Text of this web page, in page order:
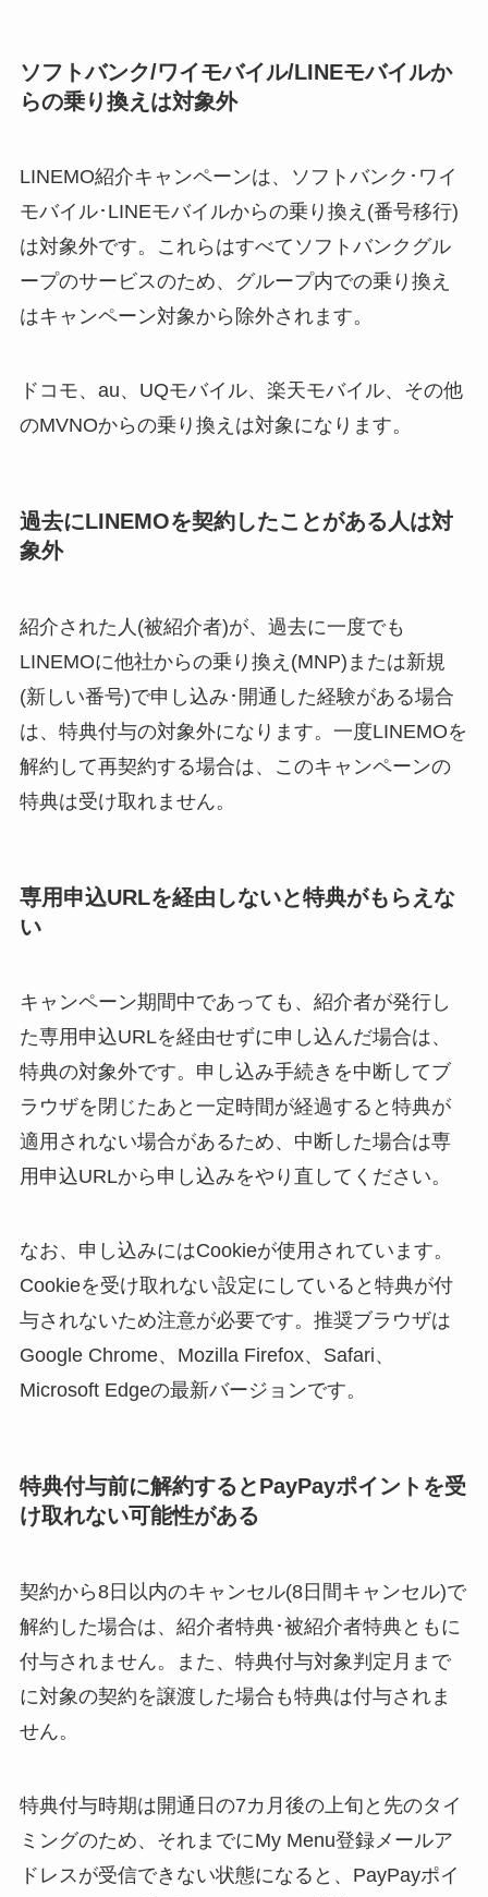
ソフトバンク/ワイモバイル/LINEモバイルか
らの乗り換えは対象外
LINEMO紹介キャンペーンは、ソフトバンク･ワイ
モバイル･LINEモバイルからの乗り換え(番号移行)
は対象外です。これらはすべてソフトバンクグル
ープのサービスのため、グループ内での乗り換え
はキャンペーン対象から除外されます。
ドコモ、au、UQモバイル、楽天モバイル、その他
のMVNOからの乗り換えは対象になります。
過去にLINEMOを契約したことがある人は対
象外
紹介された人(被紹介者)が、過去に一度でも
LINEMOに他社からの乗り換え(MNP)または新規
(新しい番号)で申し込み･開通した経験がある場合
は、特典付与の対象外になります。一度LINEMOを
解約して再契約する場合は、このキャンペーンの
特典は受け取れません。
専用申込URLを経由しないと特典がもらえな
い
キャンペーン期間中であっても、紹介者が発行し
た専用申込URLを経由せずに申し込んだ場合は、
特典の対象外です。申し込み手続きを中断してブ
ラウザを閉じたあと一定時間が経過すると特典が
適用されない場合があるため、中断した場合は専
用申込URLから申し込みをやり直してください。
なお、申し込みにはCookieが使用されています。
Cookieを受け取れない設定にしていると特典が付
与されないため注意が必要です。推奨ブラウザは
Google Chrome、Mozilla Firefox、Safari、
Microsoft Edgeの最新バージョンです。
特典付与前に解約するとPayPayポイントを受
け取れない可能性がある
契約から8日以内のキャンセル(8日間キャンセル)で
解約した場合は、紹介者特典･被紹介者特典ともに
付与されません。また、特典付与対象判定月まで
に対象の契約を譲渡した場合も特典は付与されま
せん。
特典付与時期は開通日の7カ月後の上旬と先のタイ
ミングのため、それまでにMy Menu登録メールア
ドレスが受信できない状態になると、PayPayポイ